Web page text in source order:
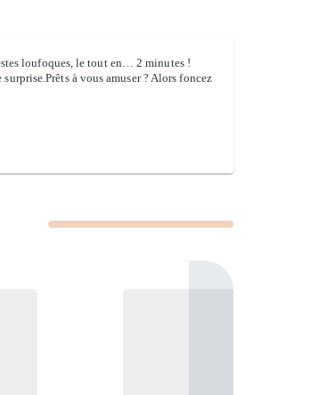
loufoques, le tout en… 2 minutes !
à vous amuser ? Alors foncez